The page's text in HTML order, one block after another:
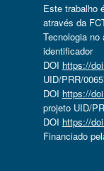
Este trabalho
através da
Tecnologia
identificador
DOI https://
UID/PRR/
DOI https://
projeto UID/
DOI https://
Financiado